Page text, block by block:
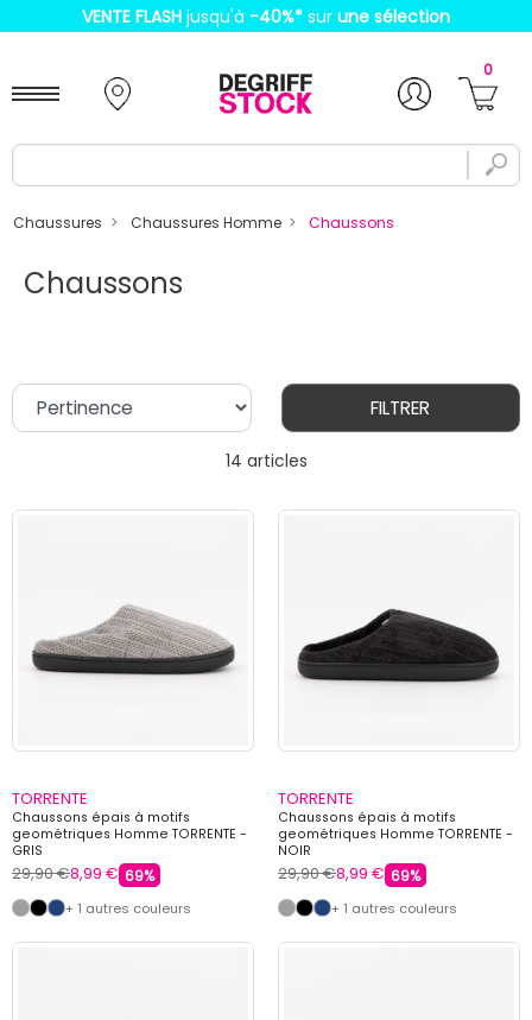
VENTE FLASH jusqu'à -40%* sur une sélection
0
Chaussures Chaussures Homme Chaussons
Chaussons
14 articles
FILTRER
TORRENTE
Chaussons épais à motifs
geométriques Homme TORRENTE -
GRIS
29,90 €8,99 € 69%
+ 1 autres couleurs
TORRENTE
Chaussons épais à motifs
geométriques Homme TORRENTE -
NOIR
29,90 €8,99 € 69%
+ 1 autres couleurs